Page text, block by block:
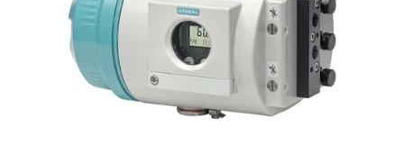
POLITIQUE
CONFIDENTIALITÉ